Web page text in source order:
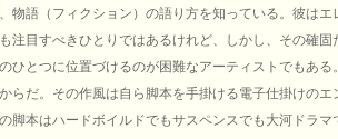
物語（フィクション）の語り方を知っている。彼はエ
注目すべきひとりではあるけれど、しかし、その確固
ひとつに位置づけるのが困難なアーティストでもある
らだ。その作風は自ら脚本を手掛ける電子仕掛けのエ
脚本はハードボイルドでもサスペンスでも大河ドラマ